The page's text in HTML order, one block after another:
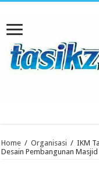
Home / Organisasi / IKM
Desain Pembangunan Masjid